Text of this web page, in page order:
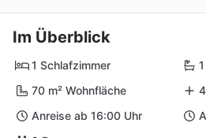
Im Überblick
1 Schlafzimmer
70 m² Wohnfläche
Anreise ab 16:00 Uhr